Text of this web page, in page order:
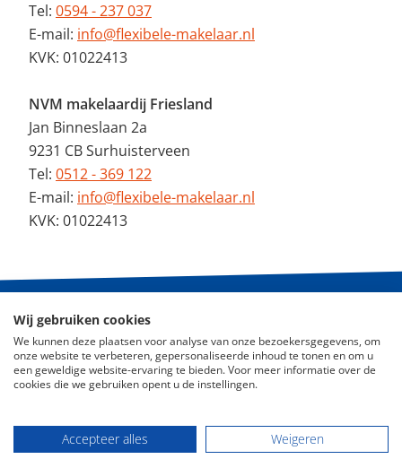
Tel: 0594 - 237 037
E-mail: info@flexibele-makelaar.nl
KVK: 01022413
NVM makelaardij Friesland
Jan Binneslaan 2a
9231 CB Surhuisterveen
Tel: 0512 - 369 122
E-mail: info@flexibele-makelaar.nl
KVK: 01022413
© 2026 - De Flexibele Makelaar NVM
Nieuws
ABC Woningmarkt
Wij gebruiken cookies
We kunnen deze plaatsen voor analyse van onze bezoekersgegevens, om
onze website te verbeteren, gepersonaliseerde inhoud te tonen en om u
een geweldige website-ervaring te bieden. Voor meer informatie over de
cookies die we gebruiken opent u de instellingen.
Accepteer alles Weigeren